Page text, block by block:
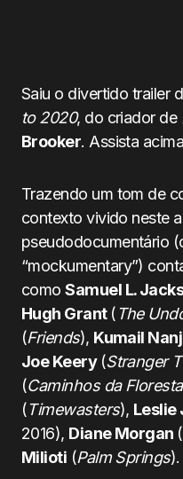
Saiu o divertido trailer
to 2020, do criador de
Brooker. Assista
Trazendo um tom de
contexto vivido neste
pseudodocumentário
“mockumentary”)
comoSamuel L.
Hugh Grant ( The
(Friends), Kumail
Joe Keery (Stranger
(Caminhos da Floresta
(Timewasters), Leslie
2016), Diane Morgan (
Milioti (Palm Springs).